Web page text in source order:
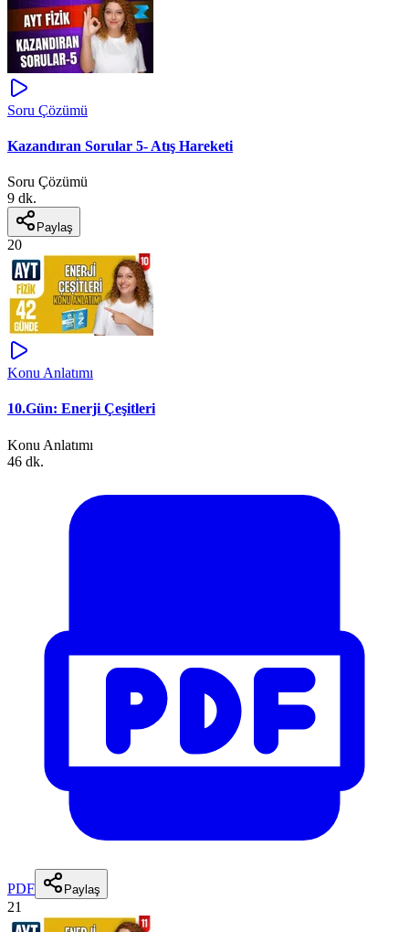
Soru Çözümü
Kazandıran Sorular 5- Atış Hareketi
Soru Çözümü
9 dk.
Paylaş
20
Konu Anlatımı
10.Gün: Enerji Çeşitleri
Konu Anlatımı
46 dk.
PDF Paylaş
21